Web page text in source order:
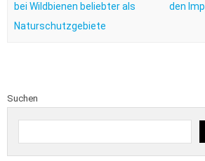
bei Wildbienen beliebter als
Naturschutzgebiete
den
Suchen